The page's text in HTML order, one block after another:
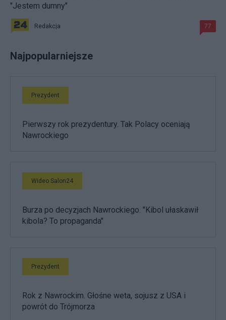
"Jestem dumny"
Redakcja 77
Najpopularniejsze
Prezydent
Pierwszy rok prezydentury. Tak Polacy oceniają
Nawrockiego
Wideo Salon24
Burza po decyzjach Nawrockiego. "Kibol ułaskawił
kibola? To propaganda"
Prezydent
Rok z Nawrockim. Głośne weta, sojusz z USA i
powrót do Trójmorza